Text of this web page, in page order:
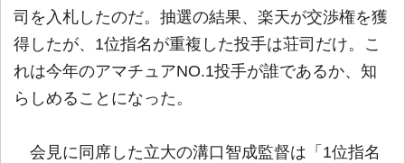
司を入札したのだ。抽選の結果、楽天が交渉権を獲
得したが、1位指名が重複した投手は荘司だけ。こ
れは今年のアマチュアNO.1投手が誰であるか、知
らしめることになった。
会見に同席した立大の溝口智成監督は「1位指名